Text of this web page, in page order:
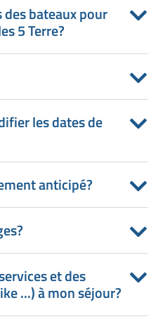
bateaux pour
5 Terre?
les dates de
anticipé?
et des
...) à mon séjour?